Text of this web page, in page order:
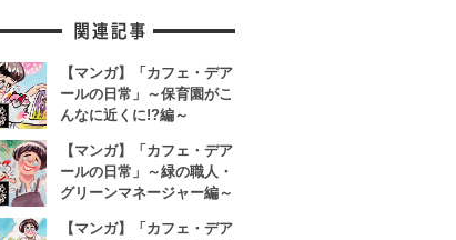
【マンガ】「カフェ・デア
ールの日常」～保育園がこ
んなに近くに!?編～
【マンガ】「カフェ・デア
ールの日常」～緑の職人・
グリーンマネージャー編～
【マンガ】「カフェ・デア